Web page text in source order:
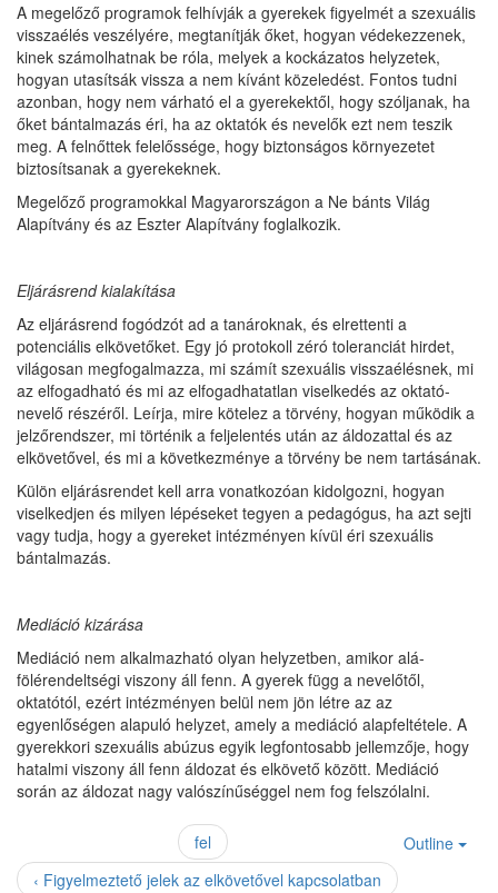
A megelőző programok felhívják a gyerekek figyelmét a szexuális
visszaélés veszélyére, megtanítják őket, hogyan védekezzenek,
kinek számolhatnak be róla, melyek a kockázatos helyzetek,
hogyan utasítsák vissza a nem kívánt közeledést. Fontos tudni
azonban, hogy nem várható el a gyerekektől, hogy szóljanak, ha
őket bántalmazás éri, ha az oktatók és nevelők ezt nem teszik
meg. A felnőttek felelőssége, hogy biztonságos környezetet
biztosítsanak a gyerekeknek.
Megelőző programokkal Magyarországon a Ne bánts Világ
Alapítvány és az Eszter Alapítvány foglalkozik.
Eljárásrend kialakítása
Az eljárásrend fogódzót ad a tanároknak, és elrettenti a
potenciális elkövetőket. Egy jó protokoll zéró toleranciát hirdet,
világosan megfogalmazza, mi számít szexuális visszaélésnek, mi
az elfogadható és mi az elfogadhatatlan viselkedés az oktató-
nevelő részéről. Leírja, mire kötelez a törvény, hogyan működik a
jelzőrendszer, mi történik a feljelentés után az áldozattal és az
elkövetővel, és mi a következménye a törvény be nem tartásának.
Külön eljárásrendet kell arra vonatkozóan kidolgozni, hogyan
viselkedjen és milyen lépéseket tegyen a pedagógus, ha azt sejti
vagy tudja, hogy a gyereket intézményen kívül éri szexuális
bántalmazás.
Mediáció kizárása
Mediáció nem alkalmazható olyan helyzetben, amikor alá-
fölérendeltségi viszony áll fenn. A gyerek függ a nevelőtől,
oktatótól, ezért intézményen belül nem jön létre az az
egyenlőségen alapuló helyzet, amely a mediáció alapfeltétele. A
gyerekkori szexuális abúzus egyik legfontosabb jellemzője, hogy
hatalmi viszony áll fenn áldozat és elkövető között. Mediáció
során az áldozat nagy valószínűséggel nem fog felszólalni.
Outline
‹ Figyelmeztető jelek az elkövetővel kapcsolatban
fel